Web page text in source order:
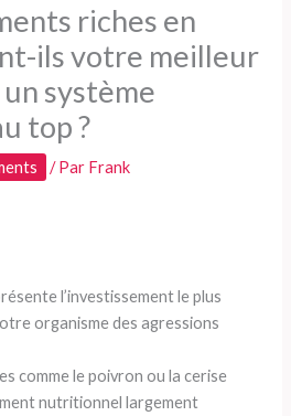
riches en
ils votre meilleur
système
top ?
/ Par Frank
l’investissement le plus
organisme des agressions
comme le poivron ou la cerise
nutritionnel largement